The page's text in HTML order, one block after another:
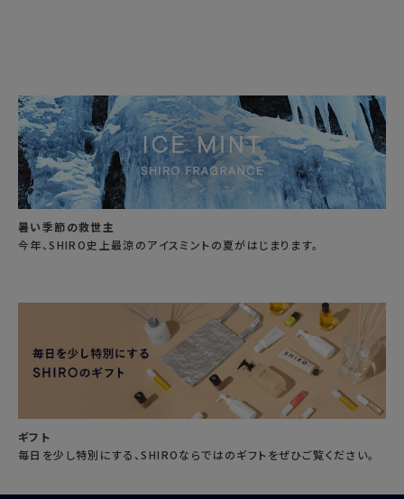
暑い季節の救世主
今年、SHIRO史上最涼のアイスミントの夏がはじまります。
ギフト
毎日を少し特別にする、SHIROならではのギフトをぜひご覧ください。